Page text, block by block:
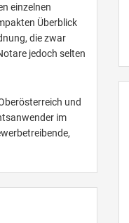
einzelnen
Überblick
die zwar
jedoch selten
und
im